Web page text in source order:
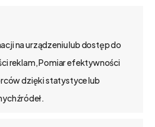
na urządzeniu lub dostęp do
reklam, Pomiar efektywności
dzięki statystyce lub
źródeł.
to nowe
się CRM? Nowe
systemów
się bardzo znacząco od…